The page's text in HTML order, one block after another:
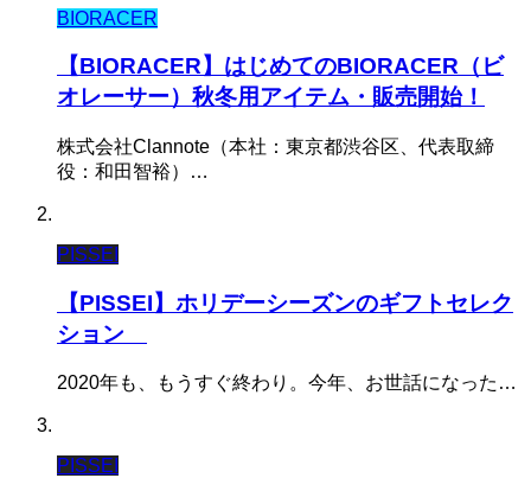
BIORACER
【BIORACER】はじめてのBIORACER（ビ
オレーサー）秋冬用アイテム・販売開始！
株式会社Clannote（本社：東京都渋谷区、代表取締
役：和田智裕）…
PISSEI
【PISSEI】ホリデーシーズンのギフトセレク
ション
2020年も、もうすぐ終わり。今年、お世話になった…
PISSEI